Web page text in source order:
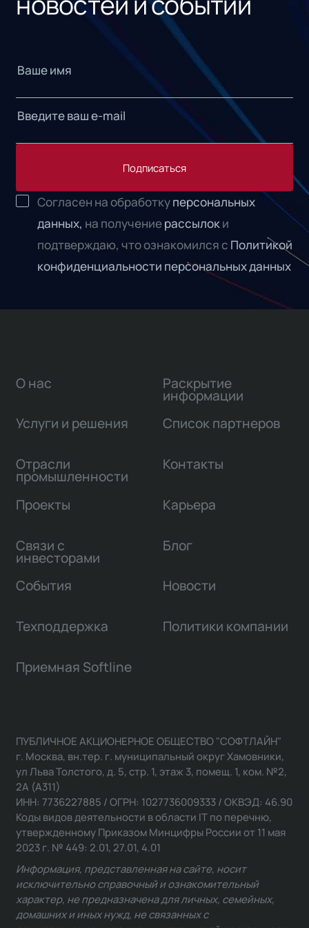
Подписаться
Согласен на обработкуперсональных
данных, на получениерассылоки
подтверждаю, что ознакомился с Политикой
конфиденциальности персональных данных
О нас
Услуги и решения
Отрасли
промышленности
Проекты
Связи с
инвесторами
Раскрытие
информации
Список партнеров
Контакты
Карьера
Блог
События Новости
Техподдержка Политики компании
Приемная Softline
ПУБЛИЧНОЕ АКЦИОНЕРНОЕ ОБЩЕСТВО "СОФТЛАЙН"
г. Москва, вн.тер. г. муниципальный округ Хамовники,
ул Льва Толстого, д. 5, стр. 1, этаж 3, помещ. 1, ком. №2,
2А (А311)
ИНН: 7736227885 / ОГРН: 1027736009333 / ОКВЭД: 46.90
Коды видов деятельности в области IT по перечню,
утвержденному Приказом Минцифры России от 11 мая
2023 г. № 449: 2.01, 27.01, 4.01
Информация, представленная на сайте, носит
исключительно справочный и ознакомительный
характер, не предназначена для личных, семейных,
домашних и иных нужд, не связанных с